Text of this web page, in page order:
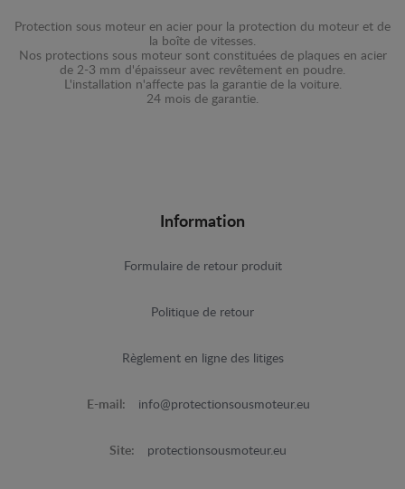
Protection sous moteur en acier pour la protection du moteur et de
la boîte de vitesses.
Nos protections sous moteur sont constituées de plaques en acier
de 2-3 mm d'épaisseur avec revêtement en poudre.
L'installation n'affecte pas la garantie de la voiture.
24 mois de garantie.
Information
Formulaire de retour produit
Politique de retour
Règlement en ligne des litiges
E-mail: info@protectionsousmoteur.eu
Site: protectionsousmoteur.eu